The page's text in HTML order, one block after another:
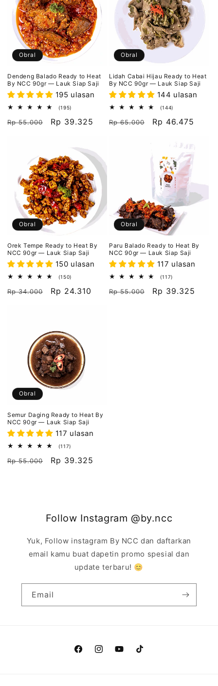
Obral
Dendeng Balado Ready to Heat
By NCC 90gr — Lauk Siap Saji
195 ulasan
(195)
keseluruhan
Harga
Rp 55.000
Harga
Rp 39.325
Obral
Lidah Cabai Hijau Ready to Heat
By NCC 90gr — Lauk Siap Saji
144 ulasan
(144)
keseluruhan
Harga
Rp 65.000
Harga
Rp 46.475
Obral
Orek Tempe Ready to Heat By
NCC 90gr — Lauk Siap Saji
150 ulasan
(150)
keseluruhan
Harga
Rp 34.000
Harga
Rp 24.310
Obral
Paru Balado Ready to Heat By
NCC 90gr — Lauk Siap Saji
117 ulasan
(117)
keseluruhan
Harga
Rp 55.000
Harga
Rp 39.325
Obral
Semur Daging Ready to Heat By
NCC 90gr — Lauk Siap Saji
117 ulasan
(117)
keseluruhan
Harga
Rp 55.000
Harga
Rp 39.325
Follow Instagram @by.ncc
Yuk, Follow instagram By NCC dan daftarkan
email kamu buat dapetin promo spesial dan
update terbaru! 😊
Email
FacebookInstagramYouTubeTikTok